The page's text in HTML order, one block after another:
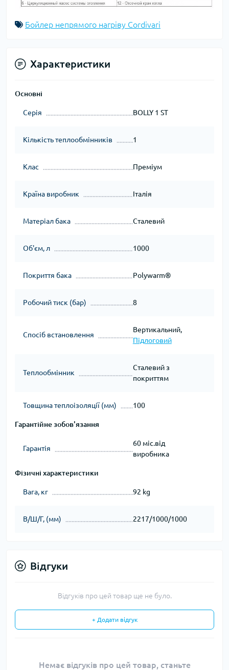
Бойлер непрямого нагріву Cordivari
Характеристики
Основні
Серія BOLLY 1 ST
Кількість теплообмінників 1
Клас Преміум
Країна виробник Італія
Матеріал бака Сталевий
Об'єм, л 1000
Покриття бака Polywarm®
Робочий тиск (бар) 8
Спосіб встановлення
Вертикальний,
Підлоговий
Теплообмінник
Сталевий з
покриттям
Товщина теплоізоляції (мм) 100
Гарантійне зобов'язання
Гарантія
60 міс.від
виробника
Фізичні характеристики
Вага, кг 92 kg
В/Ш/Г, (мм) 2217/1000/1000
Відгуки
Відгуків про цей товар ще не було.
+ Додати відгук
Немає відгуків про цей товар, станьте